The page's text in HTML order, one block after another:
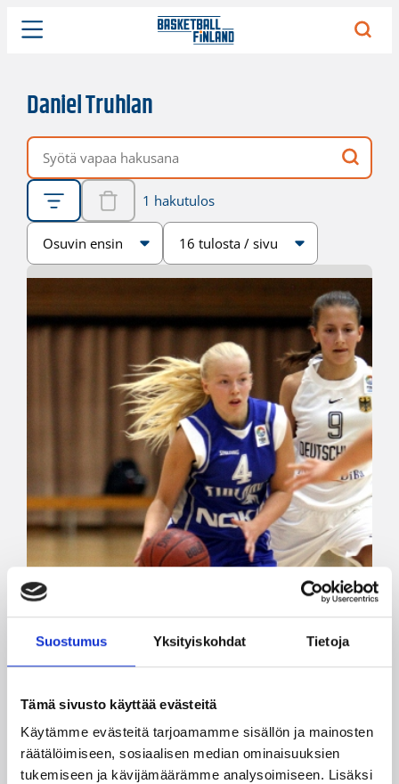
Suostumus Yksityiskohdat Tietoja
Tämä sivusto käyttää evästeitä
Käytämme evästeitä tarjoamamme sisällön ja mainosten
räätälöimiseen, sosiaalisen median ominaisuuksien
tukemiseen ja kävijämäärämme analysoimiseen. Lisäksi
Daniel Truhlan
Vapaa hakusana
1 hakutulos
Järjestys
Sivukoko